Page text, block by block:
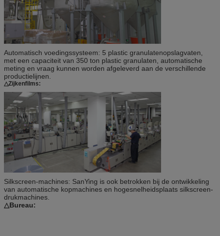
Automatisch voedingssysteem: 5 plastic granulatenopslagvaten,
met een capaciteit van 350 ton plastic granulaten, automatische
meting en vraag kunnen worden afgeleverd aan de verschillende
productielijnen.
△Zijkenfilms:
Silkscreen-machines: SanYing is ook betrokken bij de ontwikkeling
van automatische kopmachines en hogesnelheidsplaats silkscreen-
drukmachines.
△Bureau: